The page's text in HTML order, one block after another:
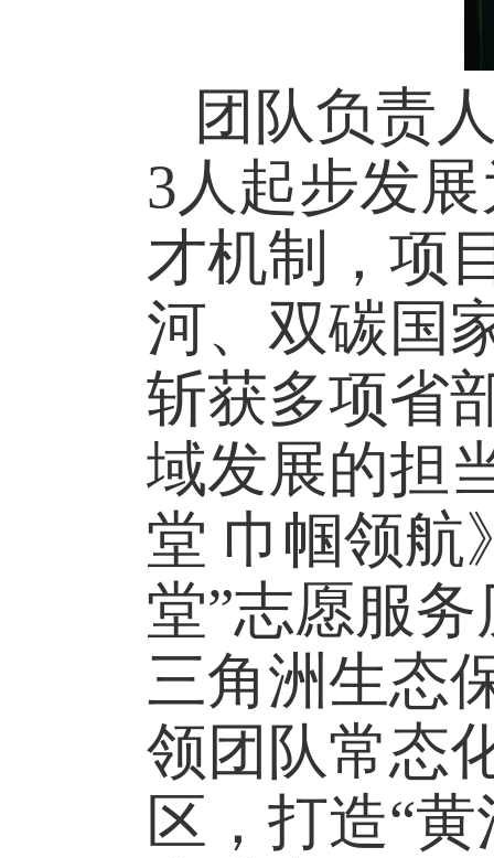
团队负责
3人起步发
才机制，项
河、双碳国
斩获多项省
域发展的担
堂 巾帼领航
堂”志愿服
三角洲生态
领团队常态
区，打造“